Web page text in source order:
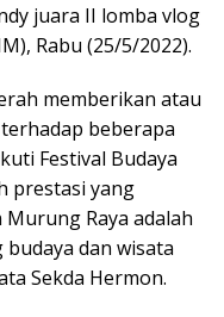
juara II lomba vlog
Rabu (25/5/2022).
memberikan atau
beberapa
Festival Budaya
prestasi yang
Raya adalah
dan wisata
Sekda Hermon.